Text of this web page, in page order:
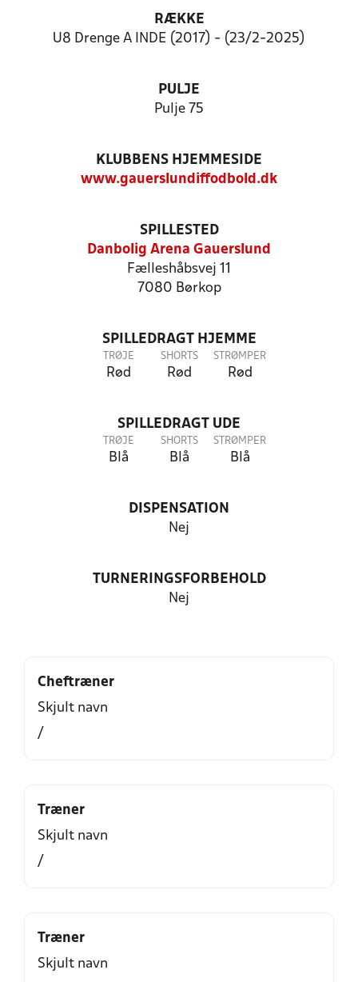
RÆKKE
U8 Drenge A INDE (2017) - (23/2-2025)
PULJE
Pulje 75
KLUBBENS HJEMMESIDE
www.gauerslundiffodbold.dk
SPILLESTED
Danbolig Arena Gauerslund
Fælleshåbsvej 11
7080 Børkop
SPILLEDRAGT HJEMME
TRØJE
Rød
SHORTS
Rød
STRØMPER
Rød
SPILLEDRAGT UDE
TRØJE
Blå
SHORTS
Blå
STRØMPER
Blå
DISPENSATION
Nej
TURNERINGSFORBEHOLD
Nej
Cheftræner
Skjult navn
/
Træner
Skjult navn
/
Træner
Skjult navn